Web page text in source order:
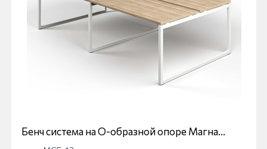
Бенч система на О-образной опоре Магна
МСБ-13